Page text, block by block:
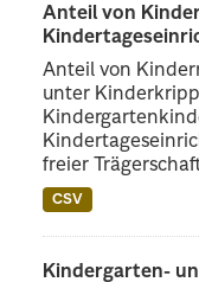
Anteil von
Anteil von
unter
freier
CSV
Kindergarten-